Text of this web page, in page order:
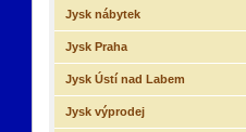
Jysk nábytek
Jysk Praha
Jysk Ústí nad Labem
Jysk výprodej